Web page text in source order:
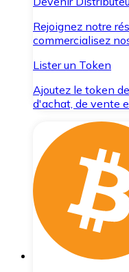
Rejoignez notre
commercialisez
Lister un Token
Ajoutez le token
d'achat, de vente